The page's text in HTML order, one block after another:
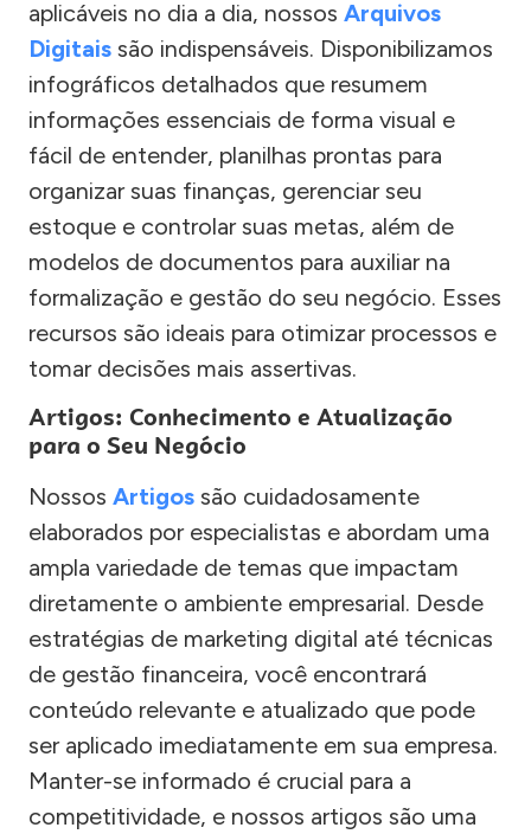
aplicáveis no dia a dia, nossos Arquivos
Digitais são indispensáveis. Disponibilizamos
infográficos detalhados que resumem
informações essenciais de forma visual e
fácil de entender, planilhas prontas para
organizar suas finanças, gerenciar seu
estoque e controlar suas metas, além de
modelos de documentos para auxiliar na
formalização e gestão do seu negócio. Esses
recursos são ideais para otimizar processos e
tomar decisões mais assertivas.
Artigos: Conhecimento e Atualização
para o Seu Negócio
Nossos Artigos são cuidadosamente
elaborados por especialistas e abordam uma
ampla variedade de temas que impactam
diretamente o ambiente empresarial. Desde
estratégias de marketing digital até técnicas
de gestão financeira, você encontrará
conteúdo relevante e atualizado que pode
ser aplicado imediatamente em sua empresa.
Manter-se informado é crucial para a
competitividade, e nossos artigos são uma